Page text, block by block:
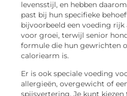
levensstijl, en hebben
past bij hun specifieke
bijvoorbeeld een voeding
voor groei, terwijl senior
formule die hun gewrichten
caloriearm is.
Er is ook speciale voeding
allergieën, overgewicht of
spijsvertering. Je kunt